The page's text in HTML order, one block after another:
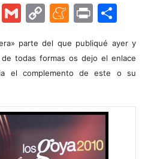
T
G
ai
l
C
p
y
n
k
M
n
e
m
e
Pr
t
m
p
tir
parte del que publiqué ayer y
todas formas os dejo el enlace
el complemento de este o su